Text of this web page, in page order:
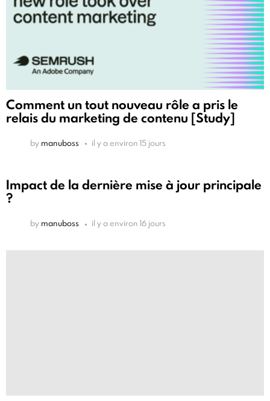
Comment un tout nouveau rôle a pris le
relais du marketing de contenu [Study]
by manuboss il y a environ 15 jours
Impact de la dernière mise à jour principale
?
by manuboss il y a environ 16 jours